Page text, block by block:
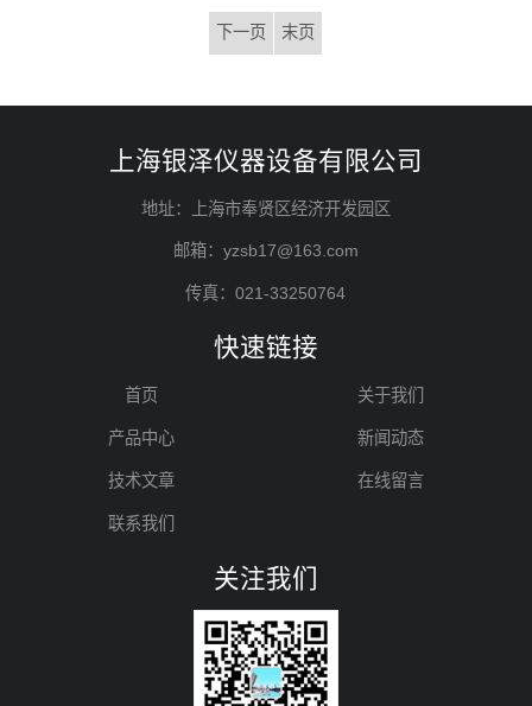
下一页 末页
上海银泽仪器设备有限公司
地址：上海市奉贤区经济开发园区
邮箱：yzsb17@163.com
传真：021-33250764
快速链接
首页 关于我们
产品中心 新闻动态
技术文章 在线留言
联系我们
关注我们